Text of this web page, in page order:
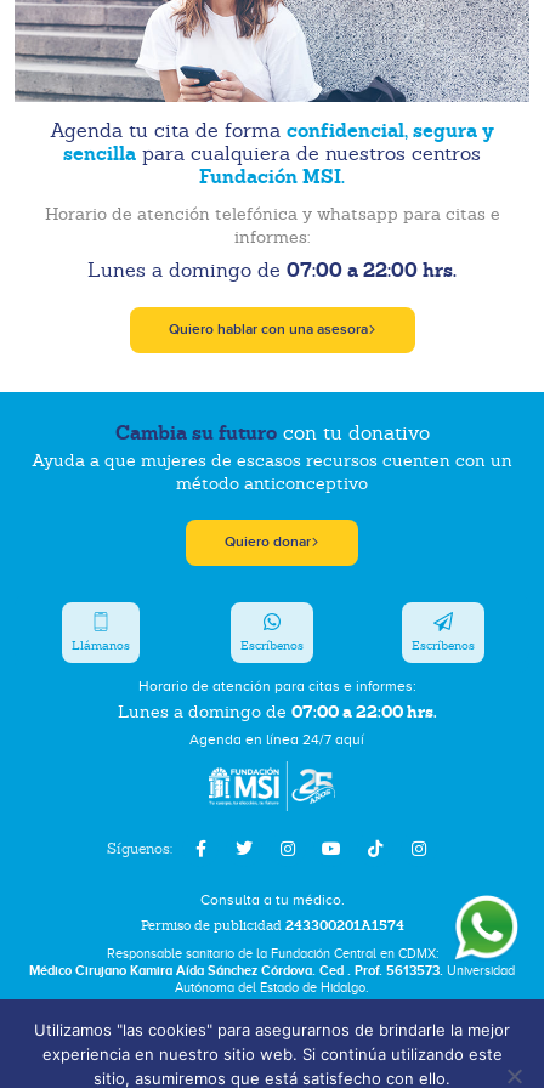
Agenda tu cita de forma confidencial, segura y
sencilla para cualquiera de nuestros centros
Fundación MSI.
Horario de atención telefónica y whatsapp para citas e
informes:
Lunes a domingo de 07:00 a 22:00 hrs.
Quiero hablar con una asesora
Cambia su futurocon tu donativo
Ayuda a que mujeres de escasos recursos cuenten con un
método anticonceptivo
Quiero donar
Síguenos:
Horario de atención para citas e informes:
Lunes a domingo de 07:00 a 22:00 hrs.
Agenda en línea 24/7 aquí
Llámanos Escríbenos Escríbenos
Consulta a tu médico.
Permiso de publicidad 243300201A1574
Responsable sanitario de la Fundación Central en CDMX:
Médico Cirujano Kamira Aída Sánchez Córdova. Ced . Prof. 5613573. Universidad
Autónoma del Estado de Hidalgo.
Términos y Condiciones
Bolsa de Trabajo
Utilizamos "las cookies" para asegurarnos de brindarle la mejor
experiencia en nuestro sitio web. Si continúa utilizando este
sitio, asumiremos que está satisfecho con ello.